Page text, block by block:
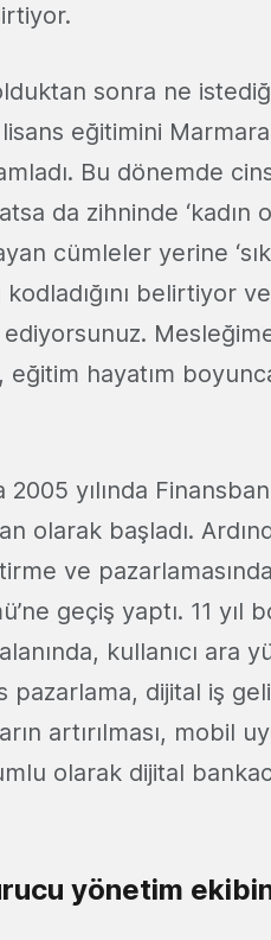
sonra ne
eğitimini
Bu dönemde
da zihninde
cümleler yerine
kodladığını
eğitim hayatım
2005 yılında
olarak başladı.
ve
geçiş yaptı. 11 yıl
kullanıcı ara
pazarlama, dijital iş
artırılması,
olarak dijital
yönetim